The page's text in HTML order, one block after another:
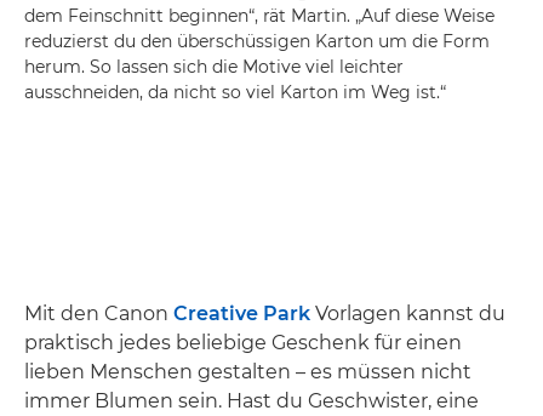
dem Feinschnitt beginnen“, rät Martin. „Auf diese Weise
reduzierst du den überschüssigen Karton um die Form
herum. So lassen sich die Motive viel leichter
ausschneiden, da nicht so viel Karton im Weg ist.“
Mit den Canon Creative Park Vorlagen kannst du
praktisch jedes beliebige Geschenk für einen
lieben Menschen gestalten – es müssen nicht
immer Blumen sein. Hast du Geschwister, eine